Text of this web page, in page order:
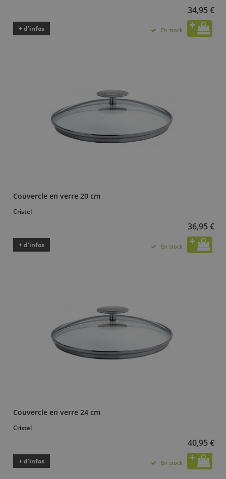
34,95 €
+ d’infos En stock
Couvercle en verre 20 cm
Cristel
36,95 €
+ d’infos En stock
Couvercle en verre 24 cm
Cristel
40,95 €
+ d’infos En stock